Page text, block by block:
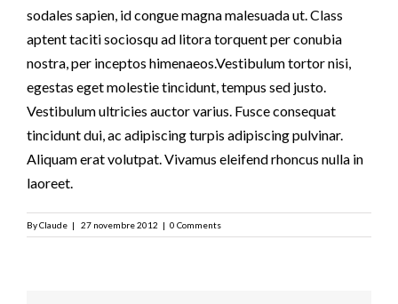
sodales sapien, id congue magna malesuada ut. Class
aptent taciti sociosqu ad litora torquent per conubia
nostra, per inceptos himenaeos.Vestibulum tortor nisi,
egestas eget molestie tincidunt, tempus sed justo.
Vestibulum ultricies auctor varius. Fusce consequat
tincidunt dui, ac adipiscing turpis adipiscing pulvinar.
Aliquam erat volutpat. Vivamus eleifend rhoncus nulla in
laoreet.
ByClaude | 27 novembre 2012 | 0 Comments